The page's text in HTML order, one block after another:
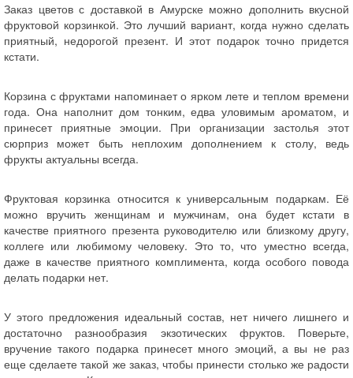
Заказ цветов с доставкой в Амурске можно дополнить вкусной
фруктовой корзинкой. Это лучший вариант, когда нужно сделать
приятный, недорогой презент. И этот подарок точно придется
кстати.
Корзина с фруктами напоминает о ярком лете и теплом времени
года. Она наполнит дом тонким, едва уловимым ароматом, и
принесет приятные эмоции. При организации застолья этот
сюрприз может быть неплохим дополнением к столу, ведь
фрукты актуальны всегда.
Фруктовая корзинка относится к универсальным подаркам. Её
можно вручить женщинам и мужчинам, она будет кстати в
качестве приятного презента руководителю или близкому другу,
коллеге или любимому человеку. Это то, что уместно всегда,
даже в качестве приятного комплимента, когда особого повода
делать подарки нет.
У этого предложения идеальный состав, нет ничего лишнего и
достаточно разнообразия экзотических фруктов. Поверьте,
вручение такого подарка принесет много эмоций, а вы не раз
еще сделаете такой же заказ, чтобы принести столько же радости